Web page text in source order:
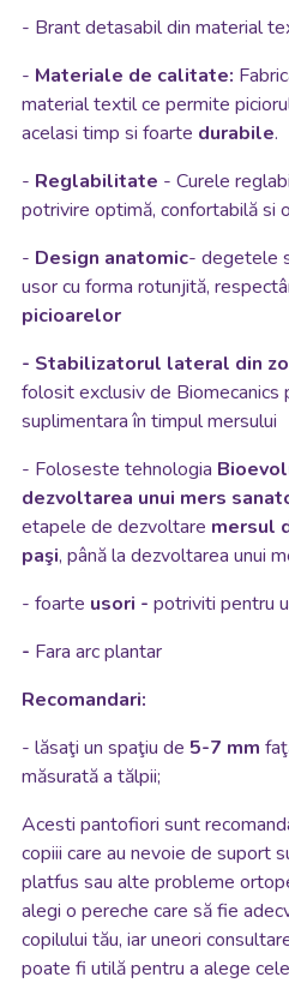
- Brant detasabil din material
- Materiale de calitate:
material textil ce permite
acelasi timp si foarte durabile.
- Reglabilitate - Curele
potrivire optimă, confortabilăsi
- Design anatomic- degetele
usor cu forma rotunjită,
picioarelor
- Stabilizatorul lateral din
folosit exclusiv de Biomecanics
suplimentara în timpul mersului
- Foloseste tehnologia
dezvoltarea unui mers
etapele de dezvoltare mersul
paşi, până la dezvoltarea unui
- foarte usori - potriviti pentru
- Fara arc plantar
Recomandari:
- lăsaţi un spaţiu de 5-7 mm
măsurată a tălpii;
Acesti pantofiori sunt
copiii care au nevoie de suport
platfus sau alte probleme
alegi o pereche care să fie
copilului tău, iar uneori
poate fi utilă pentru a alege